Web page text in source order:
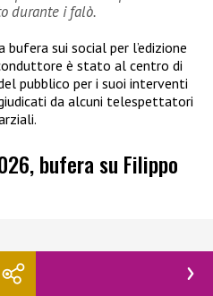
durante i falò.
bufera sui social per l’edizione
è stato al centro di
pubblico per i suoi interventi
da alcuni telespettatori
bufera su Filippo